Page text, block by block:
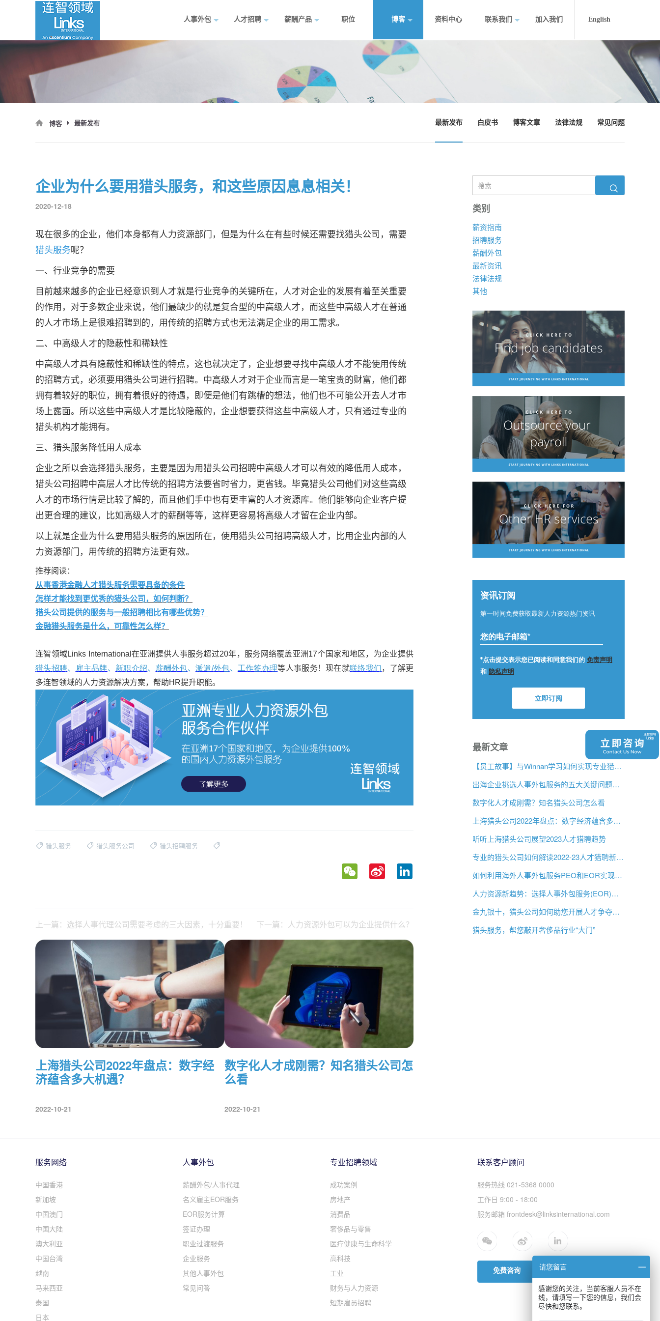
人事外包 人才招聘 薪酬产品 职位 博客 资料中心 联系我们 加入我们 English
博客 最新发布 最新发布 白皮书 博客文章 法律法规 常见问题
企业为什么要用猎头服务，和这些原因息息相关！
2020-12-18
现在很多的企业，他们本身都有人力资源部门，但是为什么在有些时候还需要找猎头公司，需要
猎头服务呢？
一、行业竞争的需要
目前越来越多的企业已经意识到人才就是行业竞争的关键所在，人才对企业的发展有着至关重要
的作用，对于多数企业来说，他们最缺少的就是复合型的中高级人才，而这些中高级人才在普通
的人才市场上是很难招聘到的，用传统的招聘方式也无法满足企业的用工需求。
二、中高级人才的隐蔽性和稀缺性
中高级人才具有隐蔽性和稀缺性的特点，这也就决定了，企业想要寻找中高级人才不能使用传统
的招聘方式，必须要用猎头公司进行招聘。中高级人才对于企业而言是一笔宝贵的财富，他们都
拥有着较好的职位，拥有着很好的待遇，即便是他们有跳槽的想法，他们也不可能公开去人才市
场上露面。所以这些中高级人才是比较隐蔽的，企业想要获得这些中高级人才，只有通过专业的
猎头机构才能拥有。
三、猎头服务降低用人成本
企业之所以会选择猎头服务，主要是因为用猎头公司招聘中高级人才可以有效的降低用人成本，
猎头公司招聘中高层人才比传统的招聘方法要省时省力，更省钱。毕竟猎头公司他们对这些高级
人才的市场行情是比较了解的，而且他们手中也有更丰富的人才资源库。他们能够向企业客户提
出更合理的建议，比如高级人才的薪酬等等，这样更容易将高级人才留在企业内部。
以上就是企业为什么要用猎头服务的原因所在，使用猎头公司招聘高级人才，比用企业内部的人
力资源部门，用传统的招聘方法更有效。
推荐阅读：
从事香港金融人才猎头服务需要具备的条件
怎样才能找到更优秀的猎头公司，如何判断？
猎头公司提供的服务与一般招聘相比有哪些优势？
金融猎头服务是什么，可靠性怎么样？
连智领域Links International在亚洲提供人事服务超过20年，服务网络覆盖亚洲17个国家和地区，为企业提供
猎头招聘、 雇主品牌、 新职介绍、 薪酬外包、派遣/外包、 工作签办理等人事服务！现在就联络我们，了解更
多连智领域的人力资源解决方案，帮助HR提升职能。
猎头服务 猎头服务公司 猎头招聘服务
WeChat
Sina
Weibo
上一篇：选择人事代理公司需要考虑的三大因素，十分重要！ 下一篇：人力资源外包可以为企业提供什么？
上海猎头公司2022年盘点：数字经
济蕴含多大机遇？
2022-10-21
数字化人才成刚需？知名猎头公司怎
么看
2022-10-21
类别
薪资指南
招聘服务
薪酬外包
最新资讯
法律法规
其他
最新文章
【员工故事】与Winnan学习如何实现专业猎头团队的发展
出海企业挑选人事外包服务的五大关键问题是什么？
数字化人才成刚需？知名猎头公司怎么看
上海猎头公司2022年盘点：数字经济蕴含多大机遇？
听听上海猎头公司展望2023人才猎聘趋势
专业的猎头公司如何解读2022-23人才猎聘新趋势？
如何利用海外人事外包服务PEO和EOR实现增长？
人力资源新趋势：选择人事外包服务(EOR)还是专业雇主组织(PEO)？
金九银十，猎头公司如何助您开展人才争夺战？
猎头服务，帮您敲开奢侈品行业“大门”
服务网络
中国香港
新加坡
中国澳门
中国大陆
澳大利亚
中国台湾
越南
马来西亚
泰国
日本
人事外包
薪酬外包/人事代理
名义雇主EOR服务
EOR服务计算
签证办理
职业过渡服务
企业服务
其他人事外包
常见问答
专业招聘领域
成功案例
房地产
消费品
奢侈品与零售
医疗健康与生命科学
高科技
工业
财务与人力资源
短期雇员招聘
联系客户顾问
服务热线 021-5368 0000
工作日 9:00 - 18:00
服务邮箱 frontdesk@linksinternational.com
免费咨询 请您留言
感谢您的关注，当前客服人员不在
线，请填写一下您的信息，我们会
尽快和您联系。